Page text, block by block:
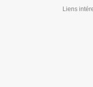
Liens